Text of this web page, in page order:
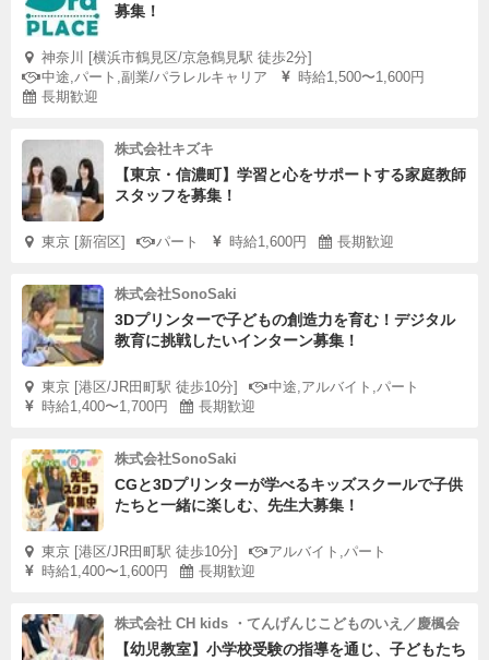
募集！
神奈川 [横浜市鶴見区/京急鶴見駅 徒歩2分]
中途,パート,副業/パラレルキャリア
時給1,500〜1,600円
長期歓迎
株式会社キズキ
【東京・信濃町】学習と心をサポートする家庭教師
スタッフを募集！
東京 [新宿区] パート 時給1,600円 長期歓迎
株式会社SonoSaki
3Dプリンターで子どもの創造力を育む！デジタル
教育に挑戦したいインターン募集！
東京 [港区/JR田町駅 徒歩10分]
中途,アルバイト,パート
時給1,400〜1,700円
長期歓迎
株式会社SonoSaki
CGと3Dプリンターが学べるキッズスクールで子供
たちと一緒に楽しむ、先生大募集！
東京 [港区/JR田町駅 徒歩10分]
アルバイト,パート
時給1,400〜1,600円
長期歓迎
株式会社 CH kids ・てんげんじこどものいえ／慶楓会
【幼児教室】小学校受験の指導を通じ、子どもたち